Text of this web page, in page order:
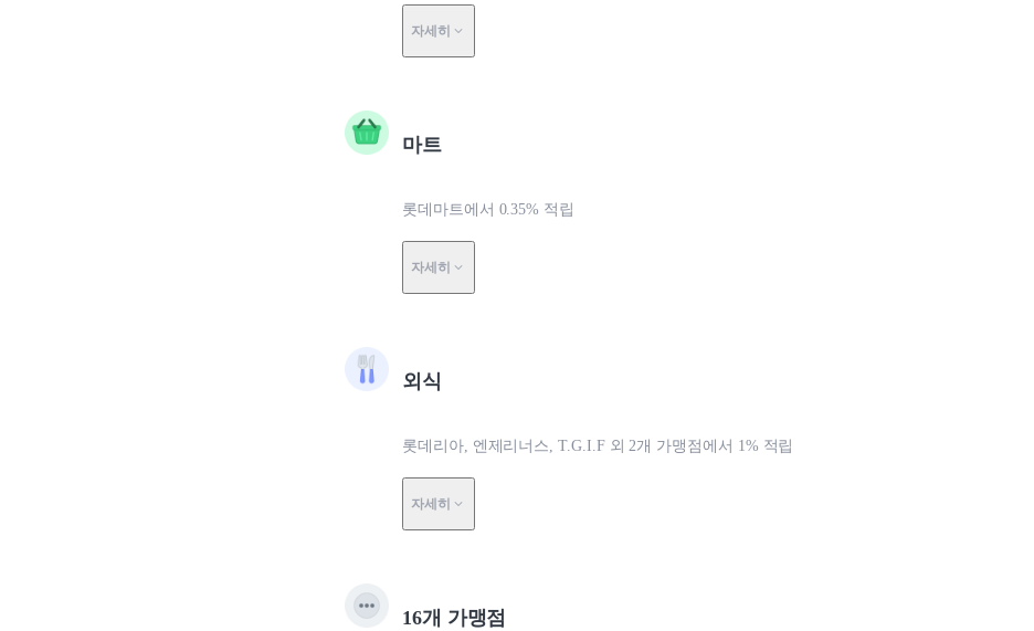
자세히
마트
롯데마트에서 0.35% 적립
자세히
외식
롯데리아, 엔제리너스, T.G.I.F 외 2개 가맹점에서 1% 적립
자세히
16개 가맹점